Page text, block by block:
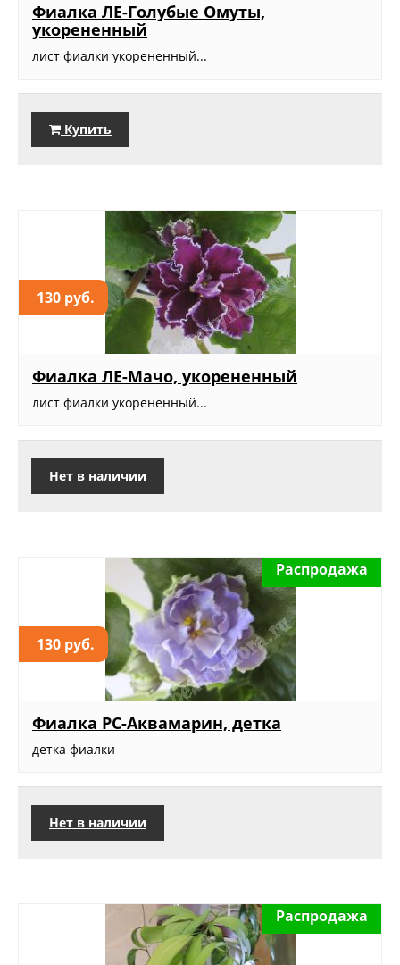
Фиалка ЛЕ-Голубые Омуты,
укорененный
лист фиалки укорененный...
Купить
130 руб.
Фиалка ЛЕ-Мачо, укорененный
лист фиалки укорененный...
Нет в наличии
130 руб.
Распродажа
Фиалка РС-Аквамарин, детка
детка фиалки
Нет в наличии
Распродажа